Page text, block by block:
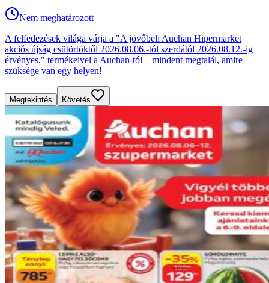
Nem meghatározott
A felfedezések világa várja a "A jövőbeli Auchan Hipermarket
akciós újság csütörtöktől 2026.08.06.-tól szerdától 2026.08.12.-ig
érvényes." termékeivel a Auchan-tól – mindent megtalál, amire
szüksége van egy helyen!
Megtekintés Követés